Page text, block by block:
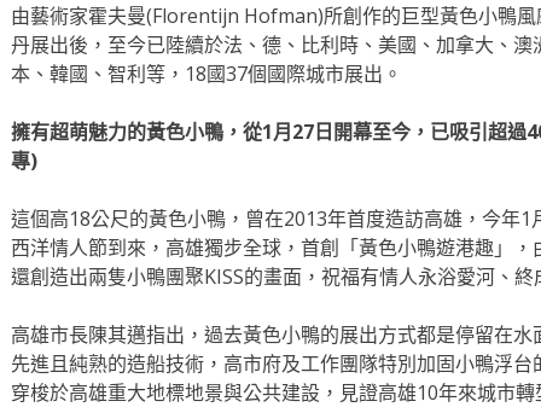
由藝術家霍夫曼(Florentijn Hofman)所創作的巨型黃色小鴨
丹展出後，至今已陸續於法、德、比利時、美國、加拿大、
本、韓國、智利等，18國37個國際城市展出。
擁有超萌魅力的黃色小鴨，從1月27日開幕至今，已吸引超過
專)
這個高18公尺的黃色小鴨，曾在2013年首度造訪高雄，今年
西洋情人節到來，高雄獨步全球，首創「黃色小鴨遊港趣」
還創造出兩隻小鴨團聚KISS的畫面，祝福有情人永浴愛河、終
高雄市長陳其邁指出，過去黃色小鴨的展出方式都是停留在
先進且純熟的造船技術，高市府及工作團隊特別加固小鴨浮
穿梭於高雄重大地標地景與公共建設，見證高雄10年來城市